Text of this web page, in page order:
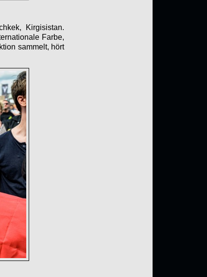
Kirgisistan.
Farbe,
sammelt, hört